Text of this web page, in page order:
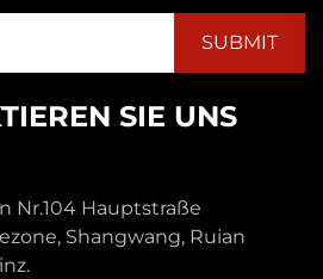
SIE UNS
Nr.104 Hauptstraße
Shangwang, Ruian